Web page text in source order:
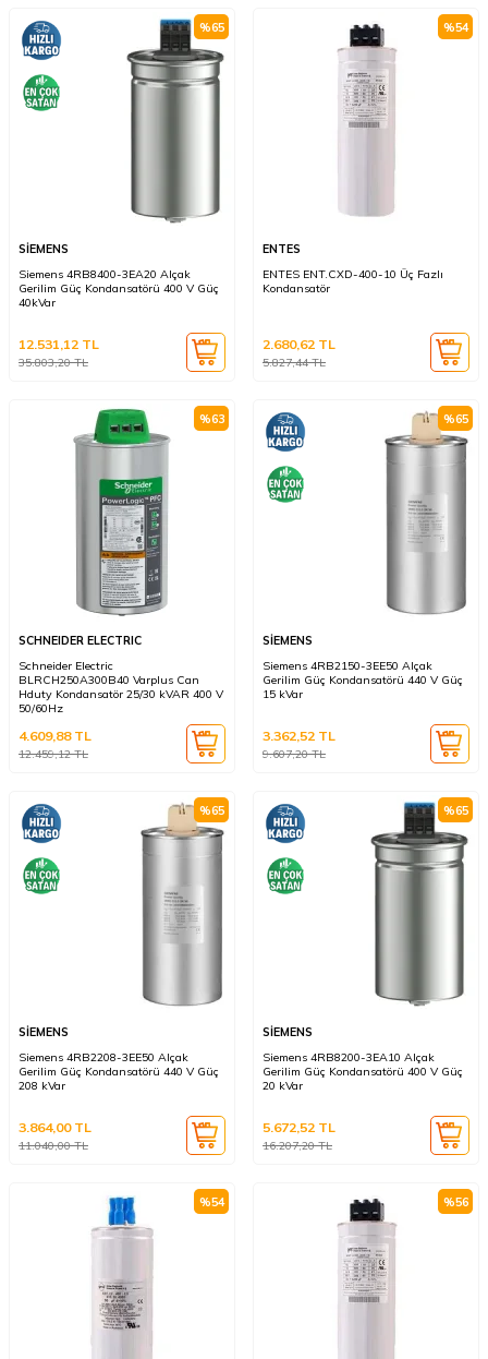
%65
SİEMENS
Siemens 4RB8400-3EA20 Alçak
Gerilim Güç Kondansatörü 400 V Güç
40kVar
35.803,20TL
12.531,12 TL
%54
ENTES
ENTES ENT.CXD-400-10 Üç Fazlı
Kondansatör
5.827,44TL
2.680,62 TL
%63
SCHNEIDER ELECTRIC
Schneider Electric
BLRCH250A300B40 Varplus Can
Hduty Kondansatör 25/30 kVAR 400 V
50/60Hz
12.459,12TL
4.609,88TL
%65
SİEMENS
Siemens 4RB2150-3EE50 Alçak
Gerilim Güç Kondansatörü 440 V Güç
15 kVar
9.607,20TL
3.362,52 TL
%65
SİEMENS
Siemens 4RB2208-3EE50 Alçak
Gerilim Güç Kondansatörü 440 V Güç
208 kVar
11.040,00TL
3.864,00TL
%65
SİEMENS
Siemens 4RB8200-3EA10 Alçak
Gerilim Güç Kondansatörü 400 V Güç
20 kVar
16.207,20TL
5.672,52 TL
%54 %56